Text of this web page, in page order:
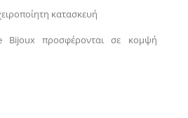
κατασκευή
Bijoux προσφέρονται σε κομψή